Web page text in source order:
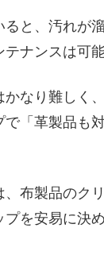
と、汚れが
ナンスは可
かなり難しく
「革製品も
布製品のク
を安易に決